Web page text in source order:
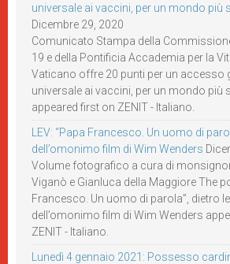
universale ai vaccini, per un mondo più
Dicembre 29, 2020
Comunicato Stampa della
19 e della Pontificia Accademia per la
Vaticano offre 20 punti per un accesso
universale ai vaccini, per un mondo più
appeared first on ZENIT - Italiano.
LEV: “Papa Francesco. Un uomo di
dell’omonimo film di Wim Wenders
Volume fotografico a cura di
Viganò e Gianluca della Maggiore The
Francesco. Un uomo di parola”, dietro
dell’omonimo film di Wim Wenders
ZENIT - Italiano.
Lunedì 4 gennaio 2021: Possesso